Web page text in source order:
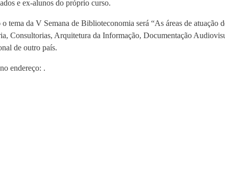
e ex-alunos do próprio curso.
tema da V Semana de Biblioteconomia será “As áreas de atuação
Consultorias, Arquitetura da Informação, Documentação
de outro país.
endereço: .